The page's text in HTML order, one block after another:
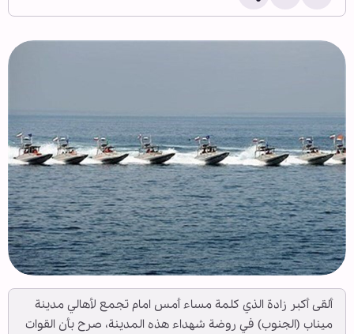
ألقى أكبر زادة الذي كلمة مساء أمس امام تجمع لأهالي مدينة
ميناب (الجنوب) في روضة شهداء هذه المدينة، صرح بأن القوات